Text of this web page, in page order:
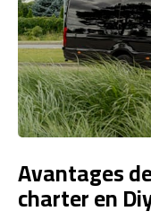
Avantages
charter en